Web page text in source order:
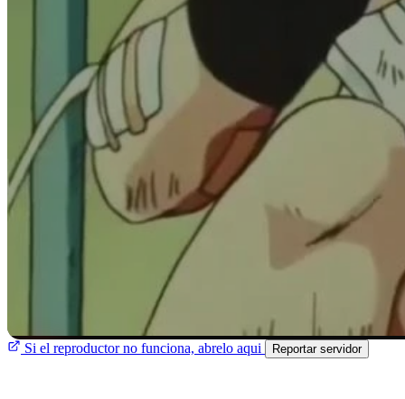
Si el reproductor no funciona, abrelo aqui Reportar servidor